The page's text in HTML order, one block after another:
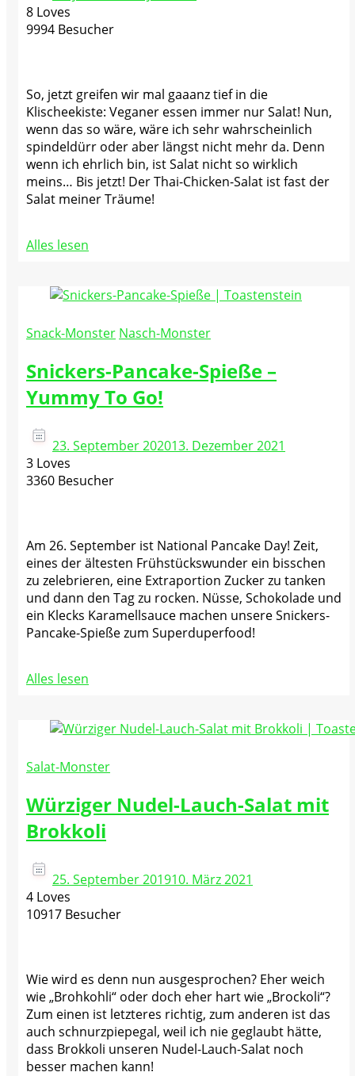
8 Loves
9994 Besucher
So, jetzt greifen wir mal gaaanz tief in die
Klischeekiste: Veganer essen immer nur Salat! Nun,
wenn das so wäre, wäre ich sehr wahrscheinlich
spindeldürr oder aber längst nicht mehr da. Denn
wenn ich ehrlich bin, ist Salat nicht so wirklich
meins… Bis jetzt! Der Thai-Chicken-Salat ist fast der
Salat meiner Träume!
Alles lesen
Snack-Monster Nasch-Monster
Snickers-Pancake-Spieße –
Yummy To Go!
23. September 202013. Dezember 2021
3 Loves
3360 Besucher
Am 26. September ist National Pancake Day! Zeit,
eines der ältesten Frühstückswunder ein bisschen
zu zelebrieren, eine Extraportion Zucker zu tanken
und dann den Tag zu rocken. Nüsse, Schokolade und
ein Klecks Karamellsauce machen unsere Snickers-
Pancake-Spieße zum Superduperfood!
Alles lesen
Salat-Monster
Würziger Nudel-Lauch-Salat mit
Brokkoli
25. September 201910. März 2021
4 Loves
10917 Besucher
Wie wird es denn nun ausgesprochen? Eher weich
wie „Brohkohli“ oder doch eher hart wie „Brockoli“?
Zum einen ist letzteres richtig, zum anderen ist das
auch schnurzpiepegal, weil ich nie geglaubt hätte,
dass Brokkoli unseren Nudel-Lauch-Salat noch
besser machen kann!